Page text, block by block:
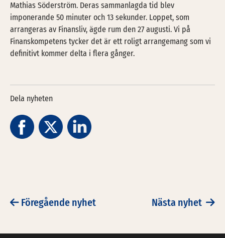
Mathias Söderström. Deras sammanlagda tid blev
imponerande 50 minuter och 13 sekunder. Loppet, som
arrangeras av Finansliv, ägde rum den 27 augusti. Vi på
Finanskompetens tycker det är ett roligt arrangemang som vi
definitivt kommer delta i flera gånger.
Dela nyheten
POST NAVIGATION
Föregående nyhet Nästa nyhet